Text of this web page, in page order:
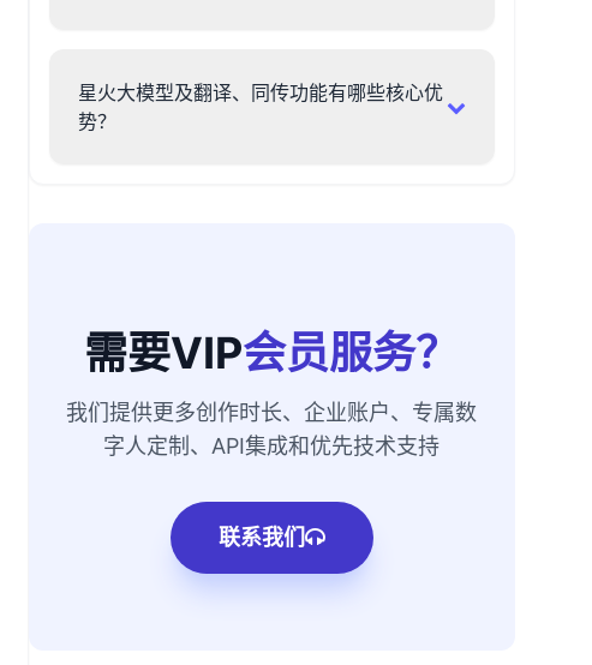
星火大模型及翻译、同传功能有哪些核心优
势？
需要VIP会员服务？
我们提供更多创作时长、企业账户、专属数
字人定制、API集成和优先技术支持
联系我们